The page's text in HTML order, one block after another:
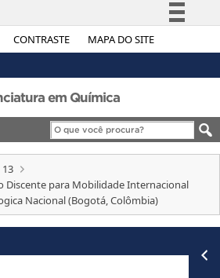
CONTRASTE MAPA DO SITE
Simplifique!
Legislação
Canais
em Química
13
Discente para Mobilidade Internacional
Nacional (Bogotá, Colômbia)